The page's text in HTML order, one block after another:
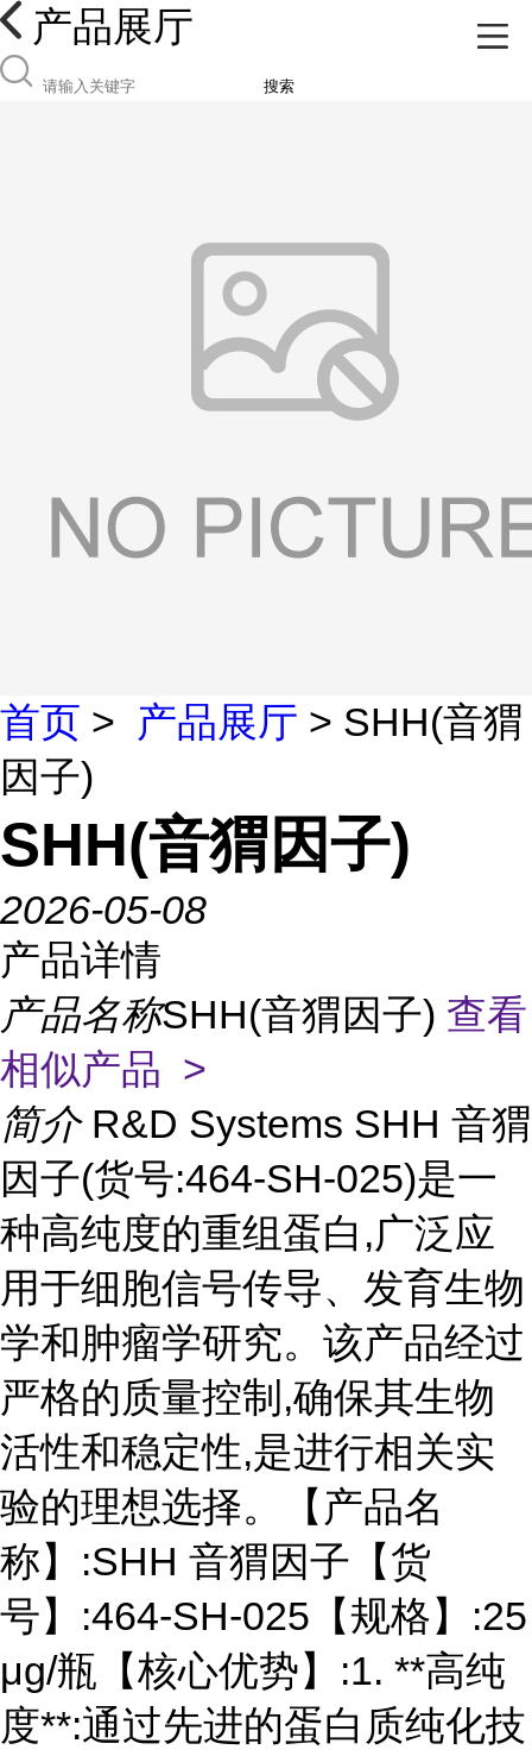
产品展厅
搜索
首页 > 产品展厅 > SHH(音猬
因子)
SHH(音猬因子)
2026-05-08
产品详情
产品名称SHH(音猬因子) 查看
相似产品 >
简介 R&D Systems SHH 音猬
因子(货号:464-SH-025)是一
种高纯度的重组蛋白,广泛应
用于细胞信号传导、发育生物
学和肿瘤学研究。该产品经过
严格的质量控制,确保其生物
活性和稳定性,是进行相关实
验的理想选择。【产品名
称】:SHH 音猬因子【货
号】:464-SH-025【规格】:25
μg/瓶【核心优势】:1. **高纯
度**:通过先进的蛋白质纯化技